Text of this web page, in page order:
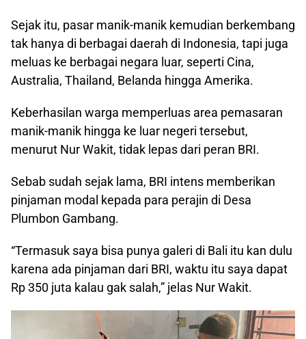
Sejak itu, pasar manik-manik kemudian berkembang
tak hanya di berbagai daerah di Indonesia, tapi juga
meluas ke berbagai negara luar, seperti Cina,
Australia, Thailand, Belanda hingga Amerika.
Keberhasilan warga memperluas area pemasaran
manik-manik hingga ke luar negeri tersebut,
menurut Nur Wakit, tidak lepas dari peran BRI.
Sebab sudah sejak lama, BRI intens memberikan
pinjaman modal kepada para perajin di Desa
Plumbon Gambang.
“Termasuk saya bisa punya galeri di Bali itu kan dulu
karena ada pinjaman dari BRI, waktu itu saya dapat
Rp 350 juta kalau gak salah,” jelas Nur Wakit.